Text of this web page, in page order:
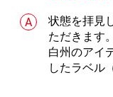
状態を拝見
ただきます。
白州のアイ
したラベル